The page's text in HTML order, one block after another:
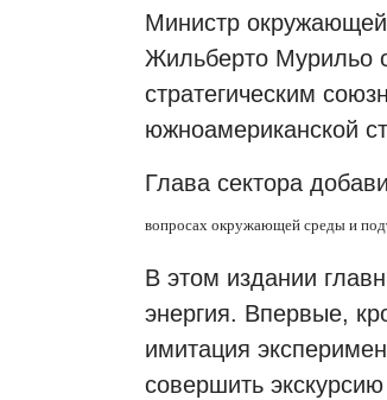
Министр
Жильберто Мурильо
стратегическим
южноамериканской
Глава сектора
вопросах окружающей среды и
В этом издании
энергия. Впервые,
имитация
совершить